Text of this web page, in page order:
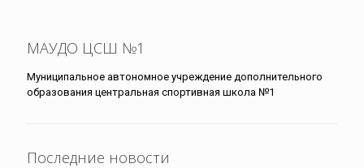
МАУДО ЦСШ №1
Муниципальное автономное учреждение дополнительного
образования центральная спортивная школа №1
Последние новости